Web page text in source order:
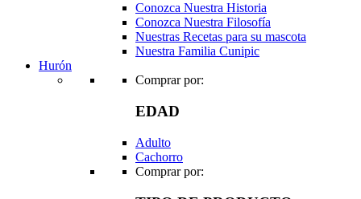
Conozca Nuestra Historia
Conozca Nuestra Filosofía
Nuestras Recetas para su mascota
Nuestra Familia Cunipic
Hurón
Comprar por:
EDAD
Adulto
Cachorro
Comprar por: